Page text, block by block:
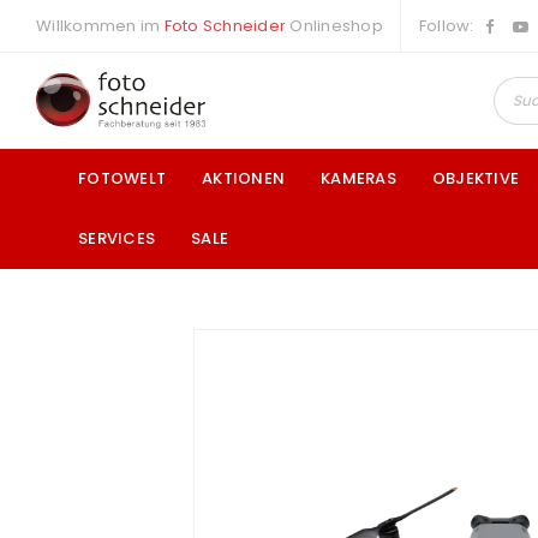
Willkommen im Foto Schneider Onlineshop Follow:
FOTOWELT AKTIONEN KAMERAS OBJEKTIVE
SERVICES SALE